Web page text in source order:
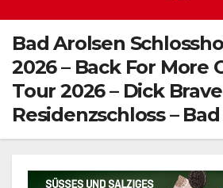
Bad Arolsen
2026 – Back For More
Tour 2026 – Dick
Residenzschloss –